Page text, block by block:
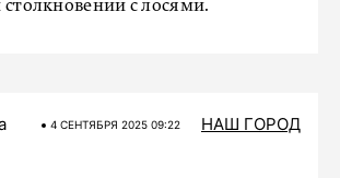
столкновений с лосями.
4 СЕНТЯБРЯ 2025 09:22 НАШ ГОРОД